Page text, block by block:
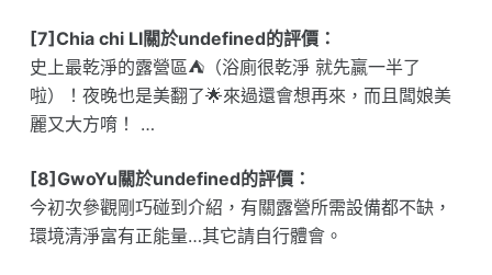
[7]Chia chi LI關於undefined的評價：
史上最乾淨的露營區⛺️（浴廁很乾淨 就先贏一半了
啦）！夜晚也是美翻了🌟來過還會想再來，而且闆娘美
麗又大方唷！ …
[8]GwoYu關於undefined的評價：
今初次參觀剛巧碰到介紹，有關露營所需設備都不缺，
環境清淨富有正能量…其它請自行體會。